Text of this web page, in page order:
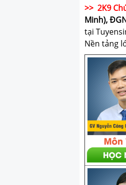
>> 2K9
Minh),
tại
Nền tảng